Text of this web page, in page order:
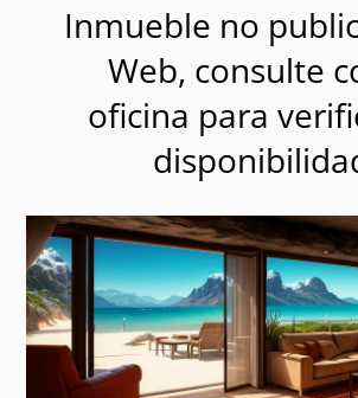
Inmueble no
Web, consulte
oficina para